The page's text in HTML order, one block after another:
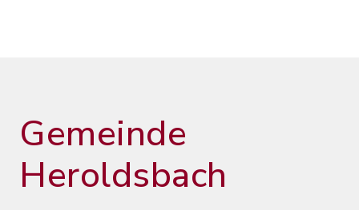
Gemeinde
Heroldsbach